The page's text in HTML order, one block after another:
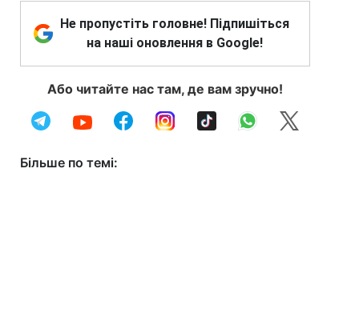
Не пропустіть головне! Підпишіться
на наші оновлення в Google!
Або читайте нас там, де вам зручно!
Більше по темі: